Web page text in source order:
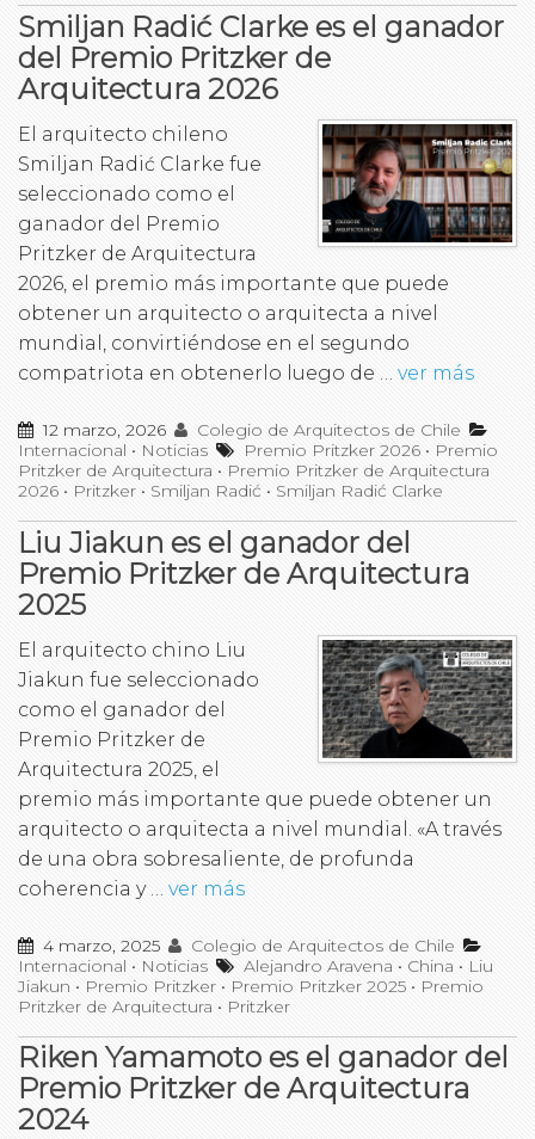
Smiljan Radić Clarke es el ganador
del Premio Pritzker de
Arquitectura 2026
El arquitecto chileno
Smiljan Radić Clarke fue
seleccionado como el
ganador del Premio
Pritzker de Arquitectura
2026, el premio más importante que puede
obtener un arquitecto o arquitecta a nivel
mundial, convirtiéndose en el segundo
compatriota en obtenerlo luego de … ver más
12 marzo, 2026
Colegio de Arquitectos de Chile
Internacional • Noticias Premio Pritzker 2026 • Premio
Pritzker de Arquitectura • Premio Pritzker de Arquitectura
2026 • Pritzker • Smiljan Radić • Smiljan Radić Clarke
Liu Jiakun es el ganador del
Premio Pritzker de Arquitectura
2025
El arquitecto chino Liu
Jiakun fue seleccionado
como el ganador del
Premio Pritzker de
Arquitectura 2025, el
premio más importante que puede obtener un
arquitecto o arquitecta a nivel mundial. «A través
de una obra sobresaliente, de profunda
coherencia y … ver más
4 marzo, 2025
Colegio de Arquitectos de Chile
Internacional • Noticias Alejandro Aravena • China • Liu
Jiakun • Premio Pritzker • Premio Pritzker 2025 • Premio
Pritzker de Arquitectura • Pritzker
Riken Yamamoto es el ganador del
Premio Pritzker de Arquitectura
2024